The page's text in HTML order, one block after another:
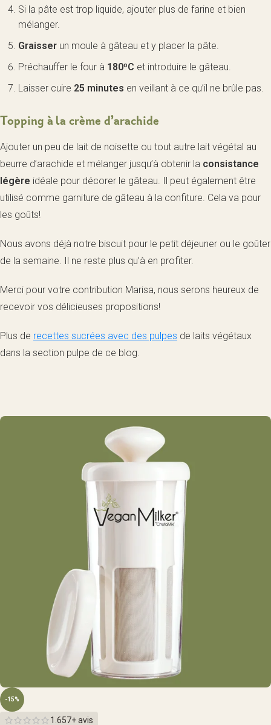
Si la pâte est trop liquide, ajouter plus de farine et bien
mélanger.
Graisser un moule à gâteau et y placer la pâte.
Préchauffer le four à 180ºC et introduire le gâteau.
Laisser cuire 25 minutes en veillant à ce qu’il ne brûle pas.
Topping à la crème d’arachide
Ajouter un peu de lait de noisette ou tout autre lait végétal au
beurre d’arachide et mélanger jusqu’à obtenir la consistance
légère idéale pour décorer le gâteau. Il peut également être
utilisé comme garniture de gâteau à la confiture. Cela va pour
les goûts!
Nous avons déjà notre biscuit pour le petit déjeuner ou le goûter
de la semaine. Il ne reste plus qu’à en profiter.
Merci pour votre contribution Marisa, nous serons heureux de
recevoir vos délicieuses propositions!
Plus de recettes sucrées avec des pulpes de laits végétaux
dans la section pulpe de ce blog.
-15%
1.657+ avis